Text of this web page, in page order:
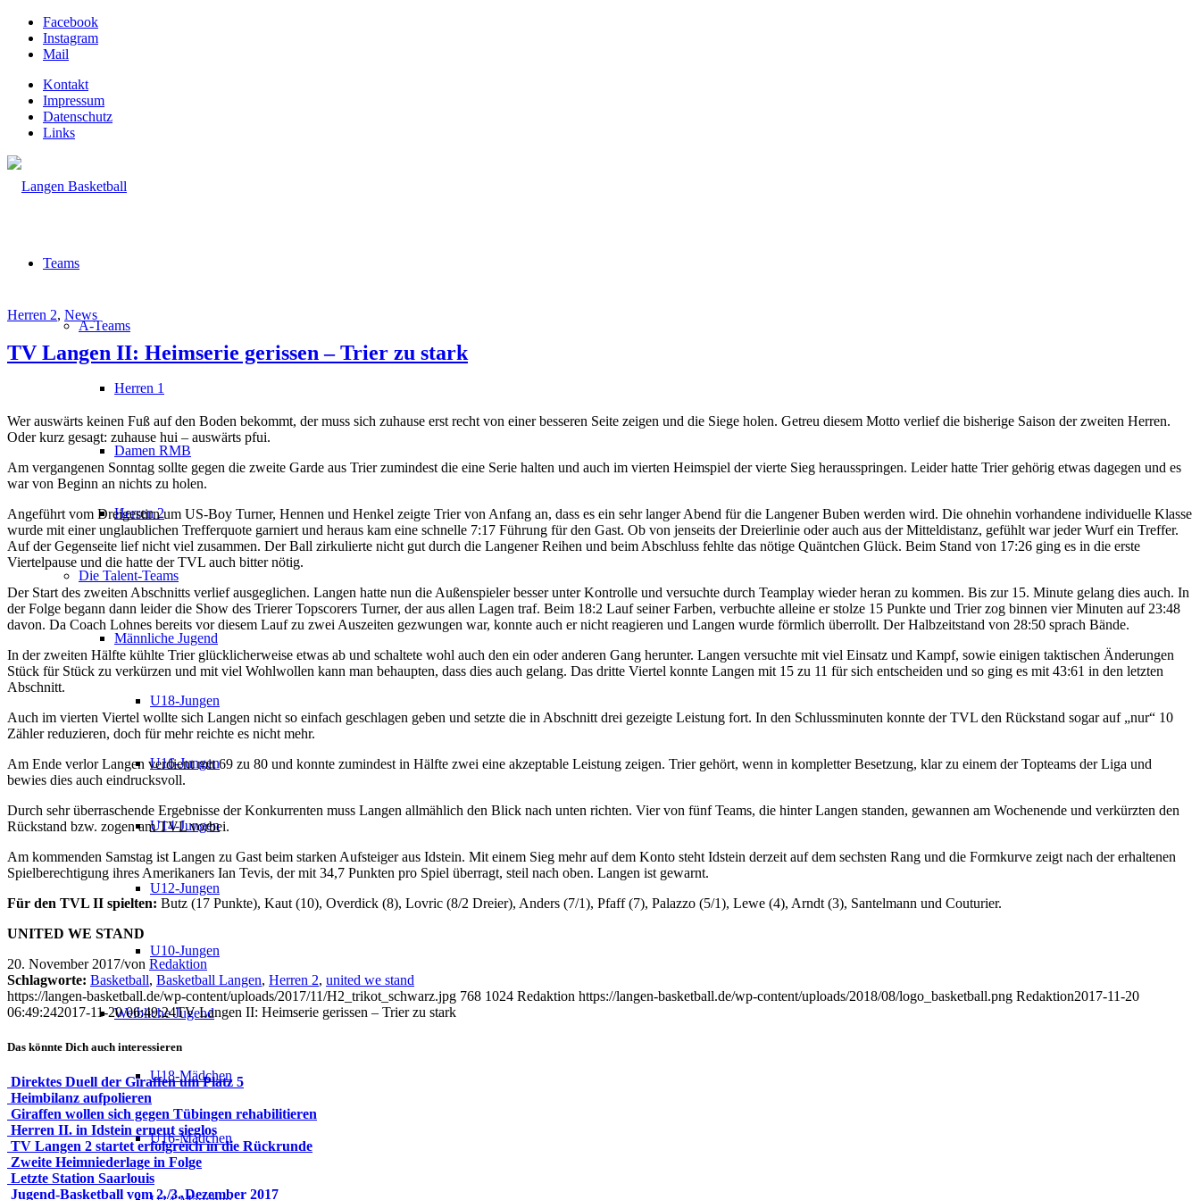
Facebook
Instagram
Mail
Kontakt
Impressum
Datenschutz
Links
Teams
A-Teams
Herren 1
Damen RMB
Herren 2
Die Talent-Teams
Männliche Jugend
U18-Jungen
U16-Jungen
U14-Jungen
U12-Jungen
U10-Jungen
Weibliche Jugend
U18-Mädchen
U16-Mädchen
Herren 2, News
TV Langen II: Heimserie gerissen – Trier zu stark
Wer auswärts keinen Fuß auf den Boden bekommt, der muss sich zuhause erst recht von einer besseren Seite zeigen und die Siege holen. Getreu diesem Motto verlief die bisherige Saison der zweiten Herren.
Oder kurz gesagt: zuhause hui – auswärts pfui.
Am vergangenen Sonntag sollte gegen die zweite Garde aus Trier zumindest die eine Serie halten und auch im vierten Heimspiel der vierte Sieg herausspringen. Leider hatte Trier gehörig etwas dagegen und es
war von Beginn an nichts zu holen.
Angeführt vom Dreigestirn um US-Boy Turner, Hennen und Henkel zeigte Trier von Anfang an, dass es ein sehr langer Abend für die Langener Buben werden wird. Die ohnehin vorhandene individuelle Klasse
wurde mit einer unglaublichen Trefferquote garniert und heraus kam eine schnelle 7:17 Führung für den Gast. Ob von jenseits der Dreierlinie oder auch aus der Mitteldistanz, gefühlt war jeder Wurf ein Treffer.
Auf der Gegenseite lief nicht viel zusammen. Der Ball zirkulierte nicht gut durch die Langener Reihen und beim Abschluss fehlte das nötige Quäntchen Glück. Beim Stand von 17:26 ging es in die erste
Viertelpause und die hatte der TVL auch bitter nötig.
Der Start des zweiten Abschnitts verlief ausgeglichen. Langen hatte nun die Außenspieler besser unter Kontrolle und versuchte durch Teamplay wieder heran zu kommen. Bis zur 15. Minute gelang dies auch. In
der Folge begann dann leider die Show des Trierer Topscorers Turner, der aus allen Lagen traf. Beim 18:2 Lauf seiner Farben, verbuchte alleine er stolze 15 Punkte und Trier zog binnen vier Minuten auf 23:48
davon. Da Coach Lohnes bereits vor diesem Lauf zu zwei Auszeiten gezwungen war, konnte auch er nicht reagieren und Langen wurde förmlich überrollt. Der Halbzeitstand von 28:50 sprach Bände.
In der zweiten Hälfte kühlte Trier glücklicherweise etwas ab und schaltete wohl auch den ein oder anderen Gang herunter. Langen versuchte mit viel Einsatz und Kampf, sowie einigen taktischen Änderungen
Stück für Stück zu verkürzen und mit viel Wohlwollen kann man behaupten, dass dies auch gelang. Das dritte Viertel konnte Langen mit 15 zu 11 für sich entscheiden und so ging es mit 43:61 in den letzten
Abschnitt.
Auch im vierten Viertel wollte sich Langen nicht so einfach geschlagen geben und setzte die in Abschnitt drei gezeigte Leistung fort. In den Schlussminuten konnte der TVL den Rückstand sogar auf „nur“ 10
Zähler reduzieren, doch für mehr reichte es nicht mehr.
Am Ende verlor Langen verdient mit 69 zu 80 und konnte zumindest in Hälfte zwei eine akzeptable Leistung zeigen. Trier gehört, wenn in kompletter Besetzung, klar zu einem der Topteams der Liga und
bewies dies auch eindrucksvoll.
Durch sehr überraschende Ergebnisse der Konkurrenten muss Langen allmählich den Blick nach unten richten. Vier von fünf Teams, die hinter Langen standen, gewannen am Wochenende und verkürzten den
Rückstand bzw. zogen am TVL vorbei.
Am kommenden Samstag ist Langen zu Gast beim starken Aufsteiger aus Idstein. Mit einem Sieg mehr auf dem Konto steht Idstein derzeit auf dem sechsten Rang und die Formkurve zeigt nach der erhaltenen
Spielberechtigung ihres Amerikaners Ian Tevis, der mit 34,7 Punkten pro Spiel überragt, steil nach oben. Langen ist gewarnt.
Für den TVL II spielten: Butz (17 Punkte), Kaut (10), Overdick (8), Lovric (8/2 Dreier), Anders (7/1), Pfaff (7), Palazzo (5/1), Lewe (4), Arndt (3), Santelmann und Couturier.
UNITED WE STAND
20. November 2017/von Redaktion
Schlagworte: Basketball, Basketball Langen, Herren 2, united we stand
https://langen-basketball.de/wp-content/uploads/2017/11/H2_trikot_schwarz.jpg 768 1024 Redaktion https://langen-basketball.de/wp-content/uploads/2018/08/logo_basketball.png Redaktion2017-11-20
06:49:242017-11-20 06:49:24TV Langen II: Heimserie gerissen – Trier zu stark
Das könnte Dich auch interessieren
Direktes Duell der Giraffen um Platz 5
Heimbilanz aufpolieren
Giraffen wollen sich gegen Tübingen rehabilitieren
Herren II. in Idstein erneut sieglos
TV Langen 2 startet erfolgreich in die Rückrunde
Zweite Heimniederlage in Folge
Letzte Station Saarlouis
Jugend-Basketball vom 2./3. Dezember 2017